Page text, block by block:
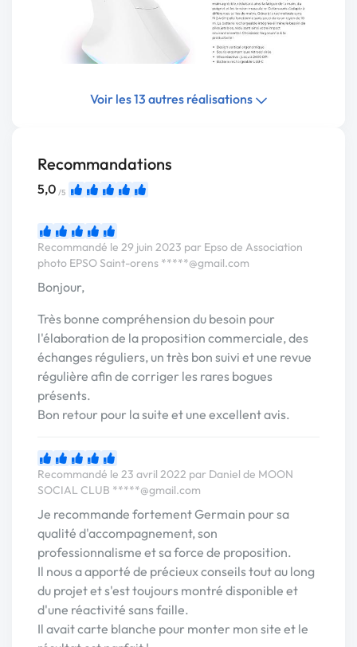
Voir les 13 autres réalisations
Recommandations
5,0 /5
Recommandé le 29 juin 2023 par Epso de Association
photo EPSO Saint-orens *****@gmail.com
Bonjour,
Très bonne compréhension du besoin pour
l'élaboration de la proposition commerciale, des
échanges réguliers, un très bon suivi et une revue
régulière afin de corriger les rares bogues
présents.
Bon retour pour la suite et une excellent avis.
Recommandé le 23 avril 2022 par Daniel de MOON
SOCIAL CLUB *****@gmail.com
Je recommande fortement Germain pour sa
qualité d'accompagnement, son
professionnalisme et sa force de proposition.
Il nous a apporté de précieux conseils tout au long
du projet et s'est toujours montré disponible et
d'une réactivité sans faille.
Il avait carte blanche pour monter mon site et le